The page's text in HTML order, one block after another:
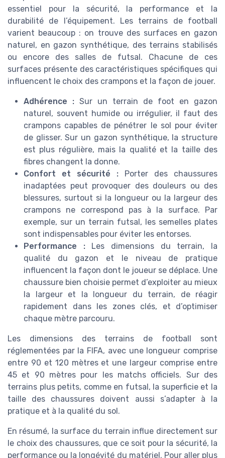
essentiel pour la sécurité, la performance et la
durabilité de l’équipement. Les terrains de football
varient beaucoup : on trouve des surfaces en gazon
naturel, en gazon synthétique, des terrains stabilisés
ou encore des salles de futsal. Chacune de ces
surfaces présente des caractéristiques spécifiques qui
influencent le choix des crampons et la façon de jouer.
Adhérence : Sur un terrain de foot en gazon
naturel, souvent humide ou irrégulier, il faut des
crampons capables de pénétrer le sol pour éviter
de glisser. Sur un gazon synthétique, la structure
est plus régulière, mais la qualité et la taille des
fibres changent la donne.
Confort et sécurité : Porter des chaussures
inadaptées peut provoquer des douleurs ou des
blessures, surtout si la longueur ou la largeur des
crampons ne correspond pas à la surface. Par
exemple, sur un terrain futsal, les semelles plates
sont indispensables pour éviter les entorses.
Performance :Les dimensions du terrain, la
qualité du gazon et le niveau de pratique
influencent la façon dont le joueur se déplace. Une
chaussure bien choisie permet d’exploiter au mieux
la largeur et la longueur du terrain, de réagir
rapidement dans les zones clés, et d’optimiser
chaque mètre parcouru.
Les dimensions des terrains de football sont
réglementées par la FIFA, avec une longueur comprise
entre 90 et 120 mètres et une largeur comprise entre
45 et 90 mètres pour les matchs officiels. Sur des
terrains plus petits, comme en futsal, la superficie et la
taille des chaussures doivent aussi s’adapter à la
pratique et à la qualité du sol.
En résumé, la surface du terrain influe directement sur
le choix des chaussures, que ce soit pour la sécurité, la
performance ou la longévité du matériel. Pour aller plus